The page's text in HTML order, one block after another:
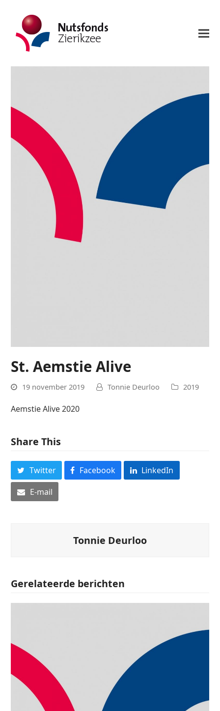
St. Aemstie Alive
19 november 2019 Tonnie Deurloo 2019
Aemstie Alive 2020
Share This
Twitter Facebook
LinkedIn
E-mail
Tonnie Deurloo
Gerelateerde berichten